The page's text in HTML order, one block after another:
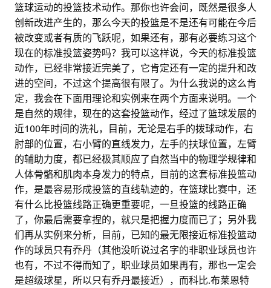
篮球运动的投篮技术动作。那你也许会问，既然是很多人
创新改进产生的，那么今天的投篮是不是还有可能在今后
被改变或者有质的飞跃呢，如果还有，那有必要练习这个
现在的标准投篮姿势吗？我可以这样说，今天的标准投篮
动作，已经非常接近完美了，它肯定还有一定的提升和改
进的空间，不过这个提高很有限了。为什么我说的这么肯
定，我会在下面用理论和实例来在两个方面来说明。一个
是自然的规律，现在的这套投篮动作，经过了篮球发展的
近100年时间的洗礼，目前，无论是右手的拨球动作，右
肘部的位置，右小臂的直线发力，左手的扶球位置，左臂
的辅助力度，都已经极其顺应了自然当中的物理学规律和
人体骨骼和肌肉本身发力的特点，目前的这套标准投篮动
作，是最容易形成投篮的直线轨迹的，在篮球比赛中，还
有什么比投篮线路正确更重要呢，一旦投篮的线路正确
了，你最后需要拿捏的，就只是把握力度而已了；另外我
们再从实例来分析，目前，已知的最无限接近标准投篮动
作的球员只有乔丹（其他没听说过名字的非职业球员也许
也有，不过不得而知了，职业球员如果再有，那也一定会
是超级球星，所以只有乔丹最接近），而科比.布莱恩特